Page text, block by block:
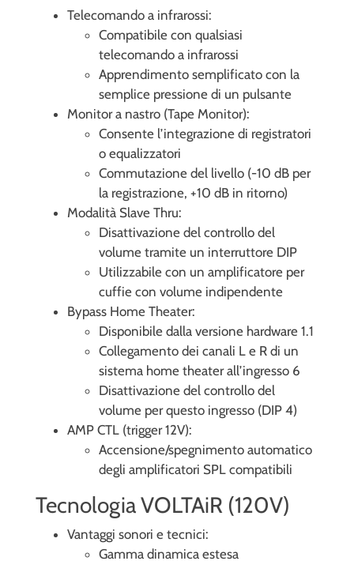
Telecomando a infrarossi:
Compatibile con qualsiasi
telecomando a infrarossi
Apprendimento semplificato con la
semplice pressione di un pulsante
Monitor a nastro (Tape Monitor):
Consente l’integrazione di registratori
o equalizzatori
Commutazione del livello (-10 dB per
la registrazione, +10 dB in ritorno)
Modalità Slave Thru:
Disattivazione del controllo del
volume tramite un interruttore DIP
Utilizzabile con un amplificatore per
cuffie con volume indipendente
Bypass Home Theater:
Disponibile dalla versione hardware 1.1
Collegamento dei canali L e R di un
sistema home theater all’ingresso 6
Disattivazione del controllo del
volume per questo ingresso (DIP 4)
AMP CTL (trigger 12V):
Accensione/spegnimento automatico
degli amplificatori SPL compatibili
Tecnologia VOLTAiR (120V)
Vantaggi sonori e tecnici:
Gamma dinamica estesa